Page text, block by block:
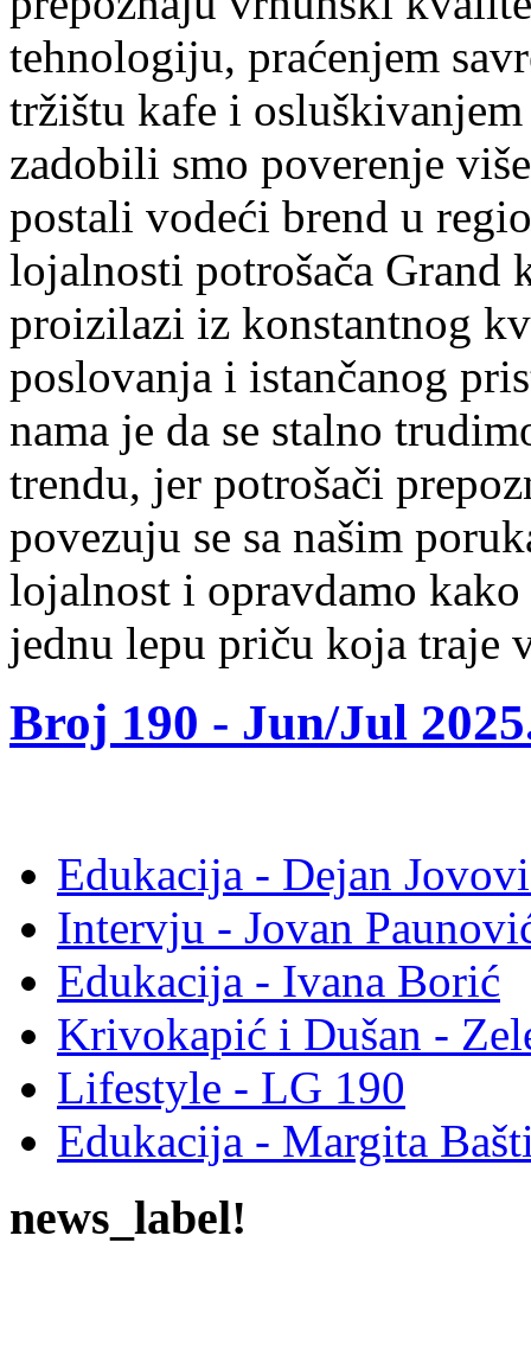
tehnologiju, praćenjem
tržištu kafe i
zadobili smo poverenje
postali vodeći brend u
lojalnosti potrošača Grand
proizilazi iz konstantnog
poslovanja i istančanog
nama je da se stalno
trendu, jer potrošači
povezuju se sa našim
lojalnost i opravdamo
jednu lepu priču koja traje
Broj 190 - Jun/Jul
Edukacija - Dejan
Intervju - Jovan
Edukacija - Ivana Borić
Krivokapić i Dušan -
Lifestyle - LG 190
Edukacija - Margita
news_label!